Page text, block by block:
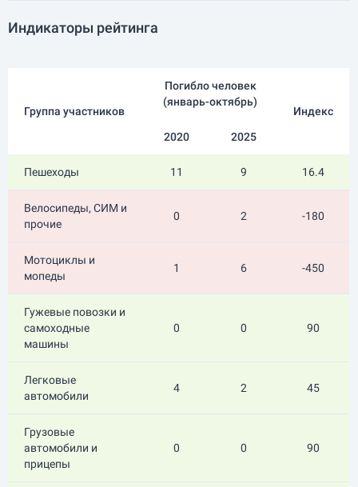
Индикаторы рейтинга
Группа участников
Погибло человек
(январь-октябрь)
Индекс
2020
2025
Пешеходы 11 9 16.4
Велосипеды, СИМ и
прочие
0 2 -180
Мотоциклы и
мопеды
1 6 -450
Гужевые повозки и
самоходные
машины
0 0 90
Легковые
автомобили
4 2 45
Грузовые
автомобили и
прицепы
0 0 90